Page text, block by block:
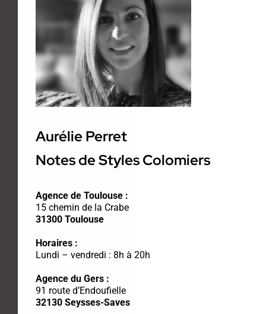
Aurélie Perret
Notes de Styles Colomiers
Agence de Toulouse :
15 chemin de la Crabe
31300 Toulouse
Horaires :
Lundi – vendredi : 8h à 20h
Agence du Gers :
91 route d’Endoufielle
32130 Seysses-Saves